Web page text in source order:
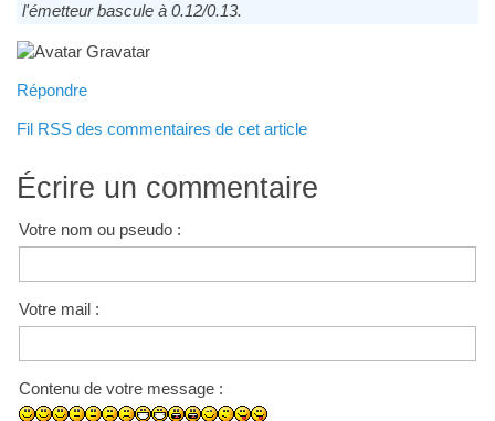
l'émetteur bascule à 0.12/0.13.
Répondre
Fil RSS des commentaires de cet article
Écrire un commentaire
Votre nom ou pseudo :
Votre mail :
Contenu de votre message :